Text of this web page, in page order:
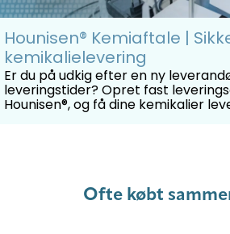
Hounisen® Kemiaftale |
kemikalielevering
Er du på udkig efter en ny
leveringstider? Opret fast
Hounisen®, og få dine kemikalier
Ofte købt